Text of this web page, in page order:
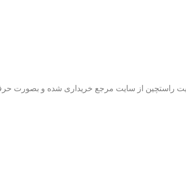
سایت راستچین از سایت مرجع خریداری شده و